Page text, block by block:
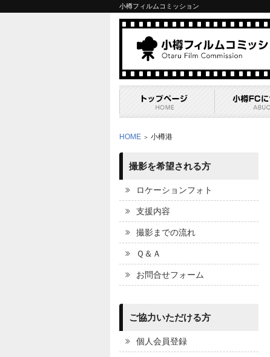
小樽フィルムコミッション
HOME ＞ 小樽港
撮影を希望される方
ロケーションフォト
支援内容
撮影までの流れ
Ｑ＆Ａ
お問合せフォーム
ご協力いただける方
個人会員登録